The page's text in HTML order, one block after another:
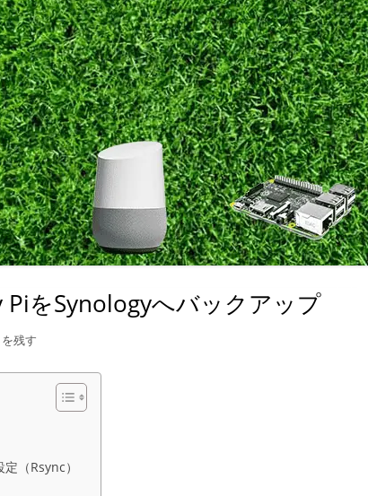
雨が降り
スピーカ
GOOGLE
ンをシャ
GOOGLE
ンを起動
室温上昇
室温上昇
LINE通知
電車遅延
雨が降り
PiをSynologyへバックアップ
PiをSynologyへバックアップ
残す
（Rsync）